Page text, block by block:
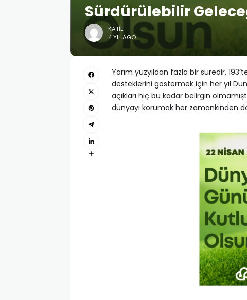
Sürdürülebilir
KATIE
4 YIL AGO
Yarım yüzyıldan fazla bir süredir,
desteklerini göstermek için her yıl
açıkları hiç bu kadar belirgin
dünyayı korumak her zamankinden